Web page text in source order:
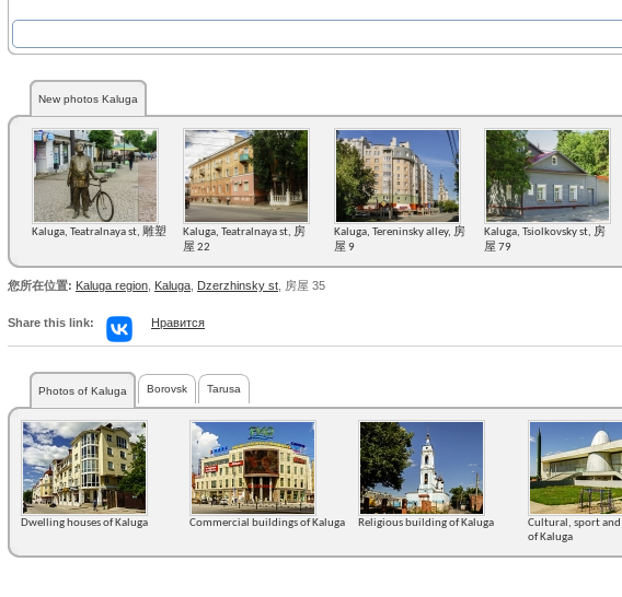
New photos Kaluga
Kaluga, Teatralnaya st, 雕塑
Kaluga, Teatralnaya st, 房
屋 22
Kaluga, Tereninsky alley, 房
屋 9
Kaluga, Tsiolkovsky st, 房
屋 79
您所在位置: Kaluga region Kaluga Dzerzhinsky st , 房屋 35
Share this link: Нравится
Photos of Kaluga Borovsk Tarusa
Dwelling houses of Kaluga Commercial buildings of Kaluga Religious building of Kaluga
Cultural, sport
of Kaluga